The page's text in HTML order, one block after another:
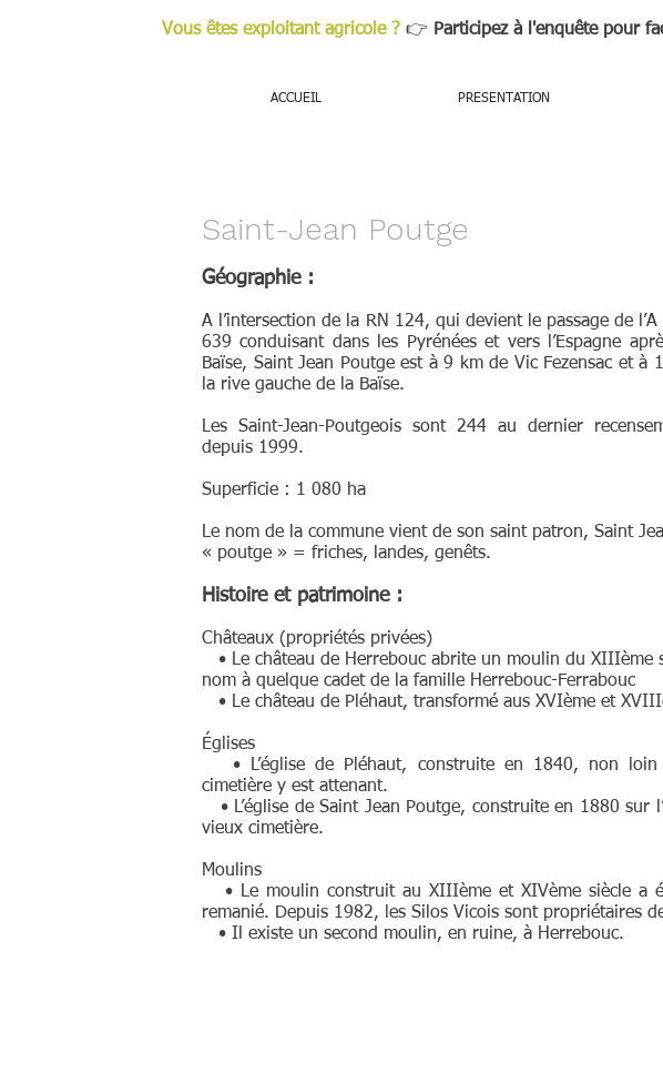
Vous êtes exploitant agricole ? 👉 Participez à l'enquête pour
ACCUEIL PRESENTATION
Saint-Jean Poutge
Géographie :
A l’intersection de la RN 124, qui devient le passage de
639 conduisant dans les Pyrénées et vers l’Espagne
Baïse, Saint Jean Poutge est à 9 km de Vic Fezensac et à
la rive gauche de la Baïse.
Les Saint-Jean-Poutgeois sont 244 au dernier
depuis 1999.
Superficie : 1 080 ha
Le nom de la commune vient de son saint patron, Saint
« poutge » = friches, landes, genêts.
Histoire et patrimoine :
Châteaux (propriétés privées)
• Le château de Herrebouc abrite un moulin du XIIIème
nom à quelque cadet de la famille Herrebouc-Ferrabouc
• Le château de Pléhaut, transformé aus XVIème et
Églises
• L’église de Pléhaut, construite en 1840, non loin
cimetière y est attenant.
• L’église de Saint Jean Poutge, construite en 1880 sur
vieux cimetière.
Moulins
• Le moulin construit au XIIIème et XIVème siècle a
remanié. Depuis 1982, les Silos Vicois sont propriétaires
• Il existe un second moulin, en ruine, à Herrebouc.